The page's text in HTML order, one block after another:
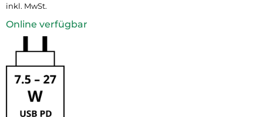
inkl. MwSt.
Online verfügbar